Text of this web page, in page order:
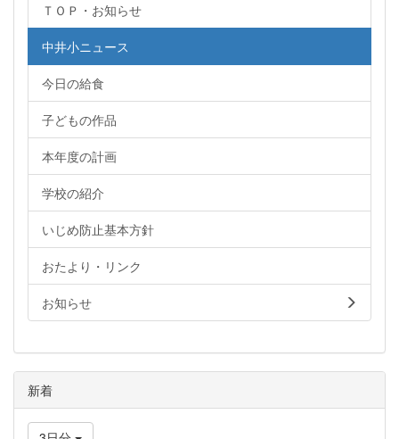
ＴＯＰ・お知らせ
中井小ニュース
今日の給食
子どもの作品
本年度の計画
学校の紹介
いじめ防止基本方針
おたより・リンク
お知らせ
新着